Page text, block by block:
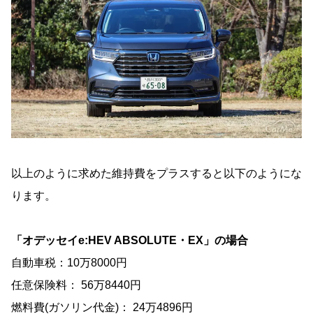
以上のように求めた維持費をプラスすると以下のようにな
ります。
「オデッセイe:HEV ABSOLUTE・EX」の場合
自動車税：10万8000円
任意保険料： 56万8440円
燃料費(ガソリン代金)： 24万4896円